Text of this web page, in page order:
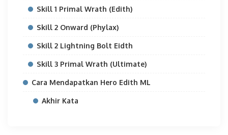
Skill 1 Primal Wrath (Edith)
Skill 2 Onward (Phylax)
Skill 2 Lightning Bolt Eidth
Skill 3 Primal Wrath (Ultimate)
Cara Mendapatkan Hero Edith ML
Akhir Kata